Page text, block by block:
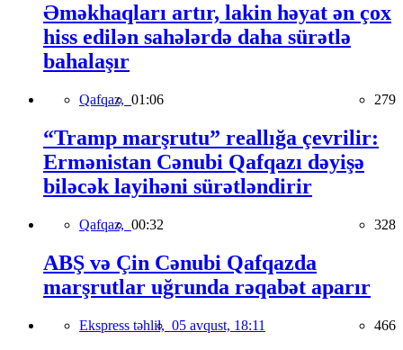
Əməkhaqları artır, lakin həyat ən çox
hiss edilən sahələrdə daha sürətlə
bahalaşır
Qafqaz, 01:06 279
“Tramp marşrutu” reallığa çevrilir:
Ermənistan Cənubi Qafqazı dəyişə
biləcək layihəni sürətləndirir
Qafqaz, 00:32 328
ABŞ və Çin Cənubi Qafqazda
marşrutlar uğrunda rəqabət aparır
Ekspress təhlil, 05 avqust, 18:11 466